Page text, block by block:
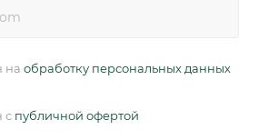
на обработку персональных данных
с публичной офертой